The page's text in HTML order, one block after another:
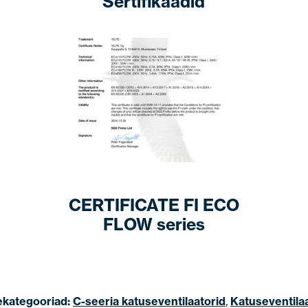
CERTIFICATE FI ECO
FLOW series
C-seeria katuseventilaatorid,